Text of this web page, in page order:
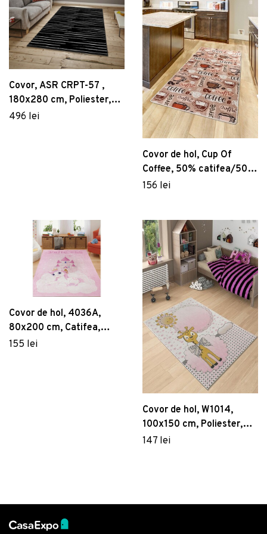
Covor, ASR CRPT-57 ,
180x280 cm, Poliester,
Multicolor
496 lei
Covor de hol, Cup Of
Coffee, 50% catifea/50%
poliester, Multicolor
156 lei
Covor de hol, 4036A,
80x200 cm, Catifea,
Multicolor
155 lei
Covor de hol, W1014,
100x150 cm, Poliester,
Multicolor
147 lei